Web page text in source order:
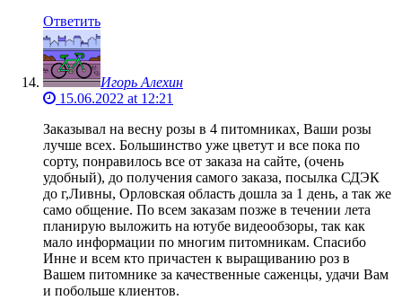
Ответить
Игорь Алехин
15.06.2022 at 12:21
Заказывал на весну розы в 4 питомниках, Ваши розы
лучше всех. Большинство уже цветут и все пока по
сорту, понравилось все от заказа на сайте, (очень
удобный), до получения самого заказа, посылка СДЭК
до г,Ливны, Орловская область дошла за 1 день, а так же
само общение. По всем заказам позже в течении лета
планирую выложить на ютубе видеообзоры, так как
мало информации по многим питомникам. Спасибо
Инне и всем кто причастен к выращиванию роз в
Вашем питомнике за качественные саженцы, удачи Вам
и побольше клиентов.